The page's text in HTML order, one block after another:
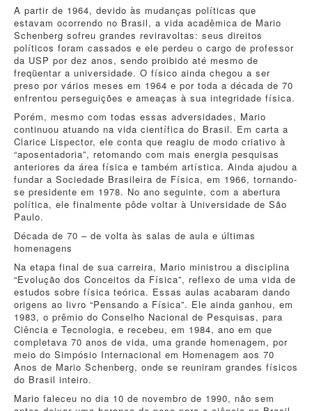
A partir de 1964, devido às mudanças políticas que
estavam ocorrendo no Brasil, a vida acadêmica de Mario
Schenberg sofreu grandes reviravoltas: seus direitos
políticos foram cassados e ele perdeu o cargo de professor
da USP por dez anos, sendo proibido até mesmo de
freqüentar a universidade. O físico ainda chegou a ser
preso por vários meses em 1964 e por toda a década de 70
enfrentou perseguições e ameaças à sua integridade física.
Porém, mesmo com todas essas adversidades, Mario
continuou atuando na vida científica do Brasil. Em carta a
Clarice Lispector, ele conta que reagiu de modo criativo à
“aposentadoria”, retomando com mais energia pesquisas
anteriores da área física e também artística. Ainda ajudou a
fundar a Sociedade Brasileira de Física, em 1966, tornando-
se presidente em 1978. No ano seguinte, com a abertura
política, ele finalmente pôde voltar à Universidade de São
Paulo.
Década de 70 – de volta às salas de aula e últimas
homenagens
Na etapa final de sua carreira, Mario ministrou a disciplina
“Evolução dos Conceitos da Física”, reflexo de uma vida de
estudos sobre física teórica. Essas aulas acabaram dando
origens ao livro “Pensando a Física”. Ele ainda ganhou, em
1983, o prêmio do Conselho Nacional de Pesquisas, para
Ciência e Tecnologia, e recebeu, em 1984, ano em que
completava 70 anos de vida, uma grande homenagem, por
meio do Simpósio Internacional em Homenagem aos 70
Anos de Mario Schenberg, onde se reuniram grandes físicos
do Brasil inteiro.
Mario faleceu no dia 10 de novembro de 1990, não sem